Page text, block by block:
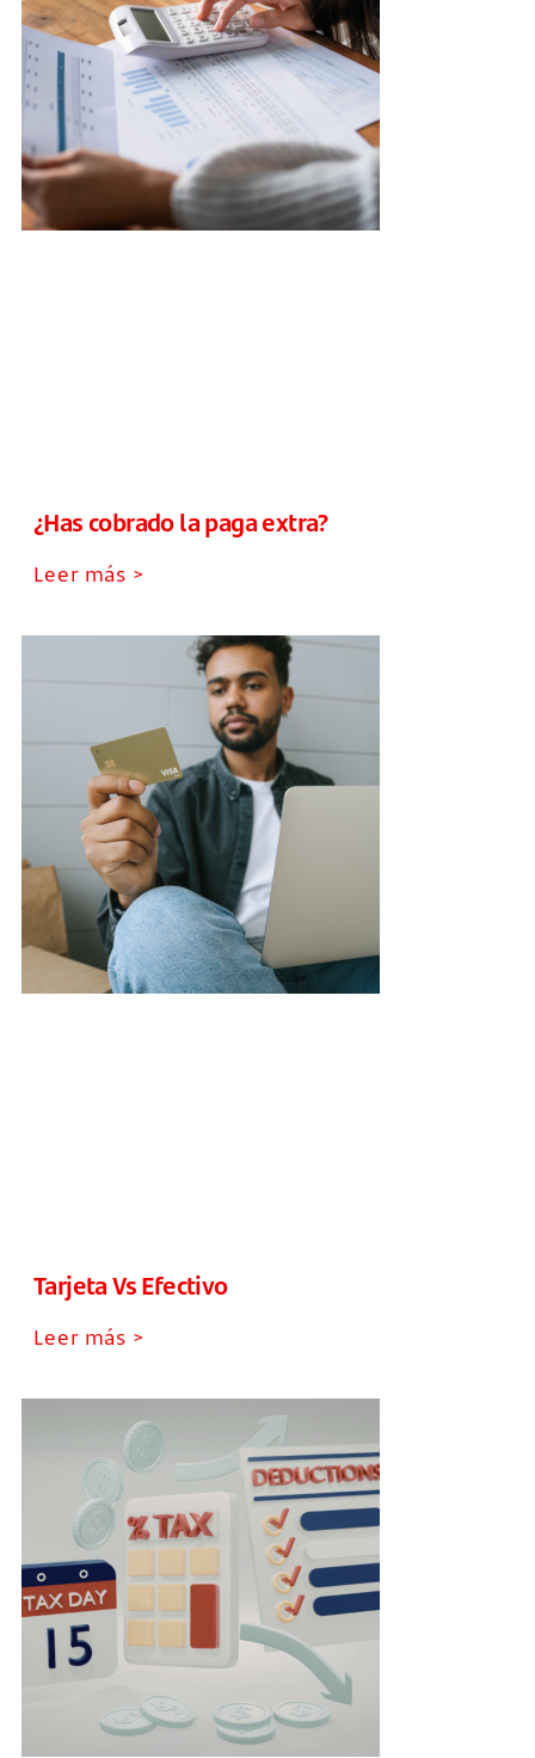
¿Has cobrado la paga extra?
Leer más >
Tarjeta Vs Efectivo
Leer más >